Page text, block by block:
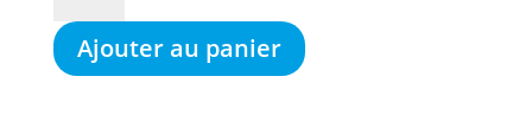
MAD
WAVE
ALIEN
Ajouter au panier